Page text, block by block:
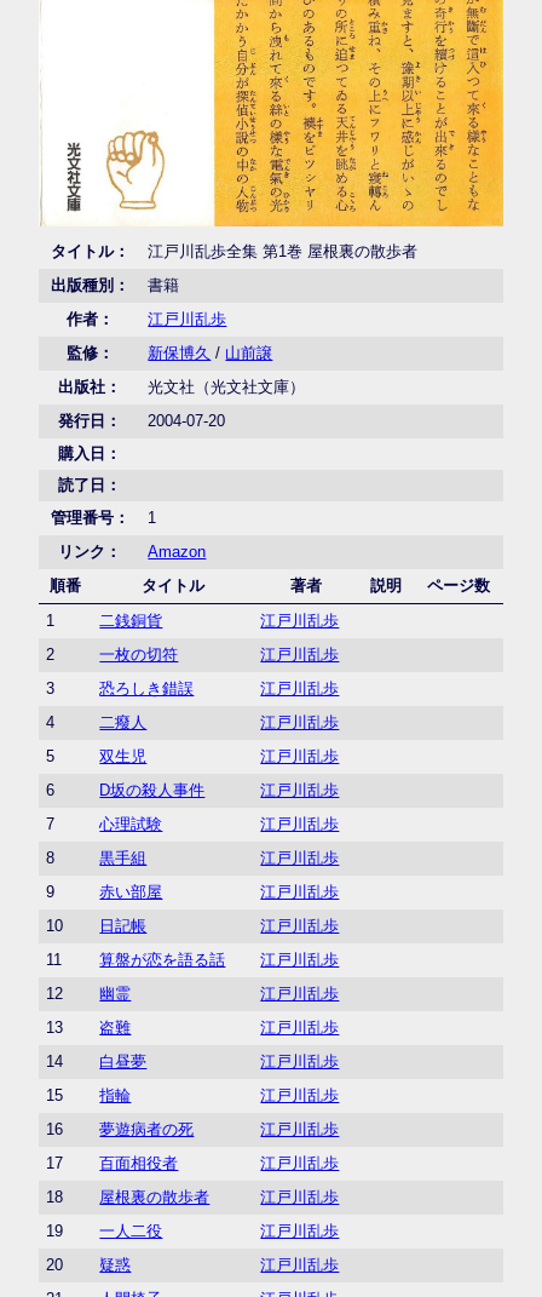
タイトル：
江戸川乱歩全集 第1巻 屋根裏の散歩者
出版種別：
書籍
作者：
江戸川乱歩
監修：
新保博久 / 山前譲
出版社：
光文社（光文社文庫）
発行日：
2004-07-20
購入日：
読了日：
管理番号：
1
リンク：
Amazon
順番
タイトル 著者 説明
ページ数
1
二銭銅貨
江戸川乱歩
2
一枚の切符
江戸川乱歩
3
恐ろしき錯誤
江戸川乱歩
4
二癈人
江戸川乱歩
5
双生児
江戸川乱歩
6
D坂の殺人事件
江戸川乱歩
7
心理試験
江戸川乱歩
8
黒手組
江戸川乱歩
9
赤い部屋
江戸川乱歩
10
日記帳
江戸川乱歩
11
算盤が恋を語る話
江戸川乱歩
12
幽霊
江戸川乱歩
13
盗難
江戸川乱歩
14
白昼夢
江戸川乱歩
15
指輪
江戸川乱歩
16
夢遊病者の死
江戸川乱歩
17
百面相役者
江戸川乱歩
18
屋根裏の散歩者
江戸川乱歩
19
一人二役
江戸川乱歩
20
疑惑
江戸川乱歩